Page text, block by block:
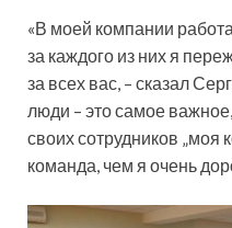
«В моей компании
за каждого из них я
за всех вас, – сказал
люди – это самое
своих сотрудников „моя
команда, чем я очень